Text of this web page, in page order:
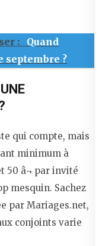
:
Quand
septembre ?
qui compte, mais
minimum à
50 â¬ par invité
mesquin. Sachez
par Mariages.net,
conjoints varie